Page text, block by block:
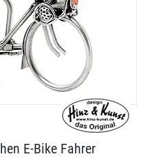
E-Bike Fahrer